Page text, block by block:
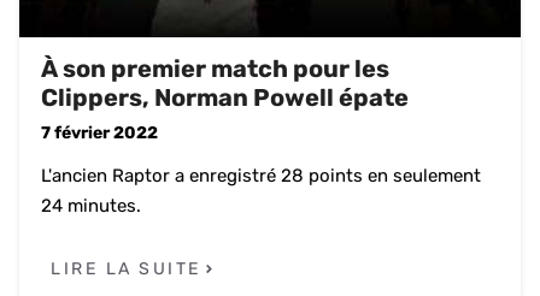
À son premier match pour les
Clippers, Norman Powell épate
7 février 2022
L'ancien Raptor a enregistré 28 points en seulement
24 minutes.
LIRE LA SUITE